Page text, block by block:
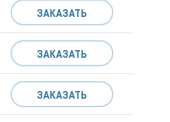
ЗАКАЗАТЬ
ЗАКАЗАТЬ
ЗАКАЗАТЬ